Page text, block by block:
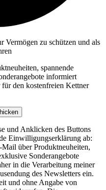
Vermögen zu schützen und als
spannende
informiert
den kostenfreien Kettner
und Anklicken des Buttons
Einwilligungserklärung ab:
über Produktneuheiten,
Sonderangebote
in die Verarbeitung meiner
des Newsletters ein.
und ohne Angabe von